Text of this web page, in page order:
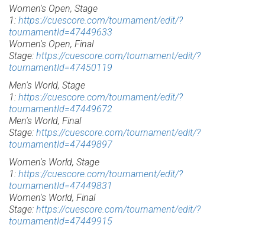
Women's Open, Stage
1: https://cuescore.com/tournament/edit/?
tournamentId=47449633
Women's Open, Final
Stage: https://cuescore.com/tournament/edit/?
tournamentId=47450119
Men's World, Stage
1: https://cuescore.com/tournament/edit/?
tournamentId=47449672
Men's World, Final
Stage: https://cuescore.com/tournament/edit/?
tournamentId=47449897
Women's World, Stage
1: https://cuescore.com/tournament/edit/?
tournamentId=47449831
Women's World, Final
Stage: https://cuescore.com/tournament/edit/?
tournamentId=47449915